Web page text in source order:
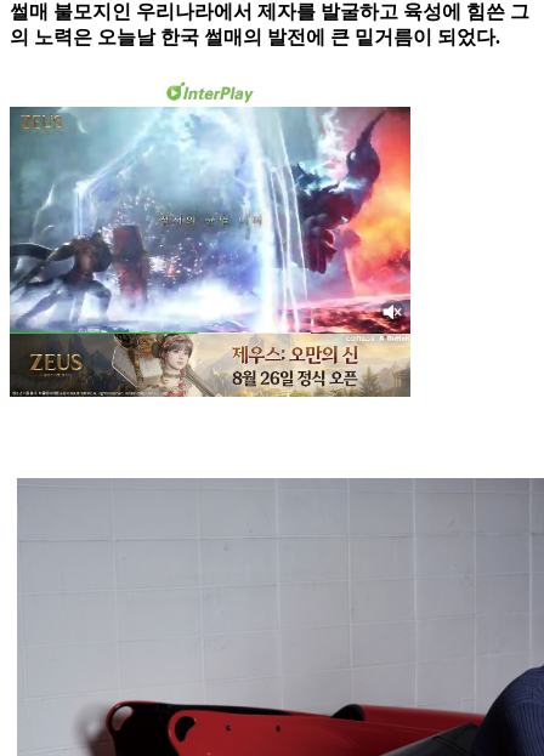
썰매 불모지인 우리나라에서 제자를 발굴하고 육성에 힘쓴 그
의 노력은 오늘날 한국 썰매의 발전에 큰 밑거름이 되었다.